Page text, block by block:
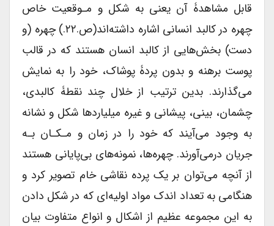
قابل مشاهدۀ آن یعنی به شکل و مـوقعیت خاص
چهره در کالبد انسانی اشاره داشته‌اند(ص.۲۲.) چهره (و
دست) بخش‌هایی از کالبد انسان هستند که در قالب
پوست برهنه و بدون پردۀ پوشاک، خود را به نمایش
می‌گذارند. بدین ترتیب از خلال چند نقطۀ کالبدی،
چشمان، بینی، پیشانی و غیره میلیاردها شکل و نشانه
به وجود می‌آیند که خود را در زمان و مـکـان بـه
جریان در‌می‌آورند. چهره‌ها، نمونه‌های بی‌پایانی هستند
از آنچه می‌توان بر یک پرده نقاشی خام تصویر کرد و
هنگامی به تعداد اندک مواد اولیه‌ای که در شکل دادن
به این مجموعه عظیم از اشکال و انواع متفاوت بیان